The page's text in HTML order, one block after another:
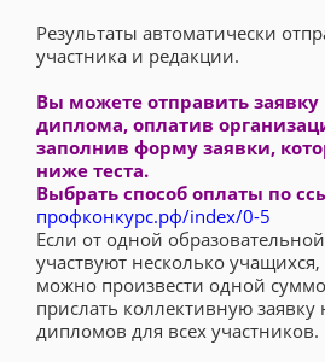
Результаты автоматически
участника и редакции.
Вы можете отправить
диплома, оплатив
заполнив форму заявки,
ниже теста.
Выбрать способ оплаты по
профконкурс.рф/index/0-5
Если от одной
участвуют несколько учащихся,
можно произвести одной
прислать коллективную
дипломов для всех участников.